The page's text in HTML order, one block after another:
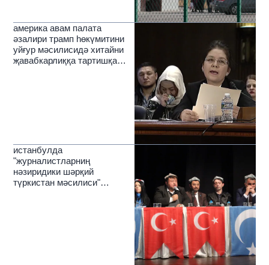
америка авам палата
әзалири трамп һөкүмитини
уйғур мәсилисидә хитайни
җавабкарлиққа тартишқа
истанбулда
"журналистларниң
нәзиридики шәрқий
түркистан мәсилиси"